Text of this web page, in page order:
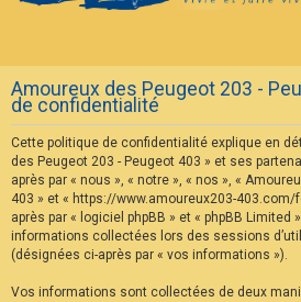
I
n
s
c
r
i
p
t
i
o
n
Amoureux des Peugeot 203 -
de confidentialité
Cette politique de confidentialité explique en
des Peugeot 203 - Peugeot 403 » et ses
après par « nous », « notre », « nos », «
403 » et « https://www.amoureux203-403.com/
après par « logiciel phpBB » et « phpBB
informations collectées lors des sessions
(désignées ci-après par « vos informations »).
Vos informations sont collectées de deux